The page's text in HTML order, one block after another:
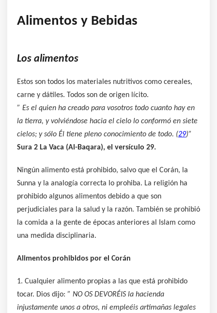
Alimentos y Bebidas
Los alimentos
Estos son todos los materiales nutritivos como cereales,
carne y dátiles. Todos son de origen lícito.
” Es el quien ha creado para vosotros todo cuanto hay en
la tierra, y volviéndose hacia el cielo lo conformó en siete
cielos; y sólo Él tiene pleno conocimiento de todo. (29)”
Sura 2 La Vaca (Al-Baqara), el versículo 29.
Ningún alimento está prohibido, salvo que el Corán, la
Sunna y la analogía correcta lo prohiba. La religión ha
prohibido algunos alimentos debido a que son
perjudiciales para la salud y la razón. También se prohibió
la comida a la gente de épocas anteriores al Islam como
una medida disciplinaria.
Alimentos prohibidos por el Corán
1. Cualquier alimento propias a las que está prohibido
tocar. Dios dijo: ” NO OS DEVORÉIS la hacienda
injustamente unos a otros, ni empleéis artimañas legales